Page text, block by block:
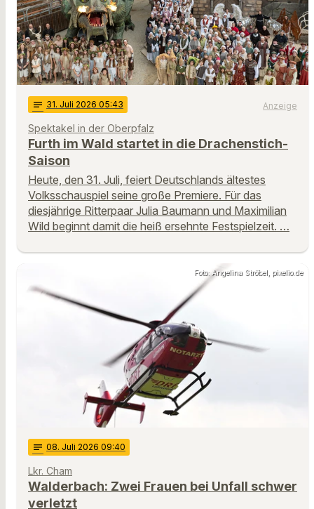
notes 31. Juli 2026 05:43 Anzeige
Spektakel in der Oberpfalz
Furth im Wald startet in die Drachenstich-
Saison
Heute, den 31. Juli, feiert Deutschlands ältestes
Volksschauspiel seine große Premiere. Für das
diesjährige Ritterpaar Julia Baumann und Maximilian
Wild beginnt damit die heiß ersehnte Festspielzeit. …
Foto: Angelina Ströbel, pixelio.de
notes 08. Juli 2026 09:40
Lkr. Cham
Walderbach: Zwei Frauen bei Unfall schwer
verletzt